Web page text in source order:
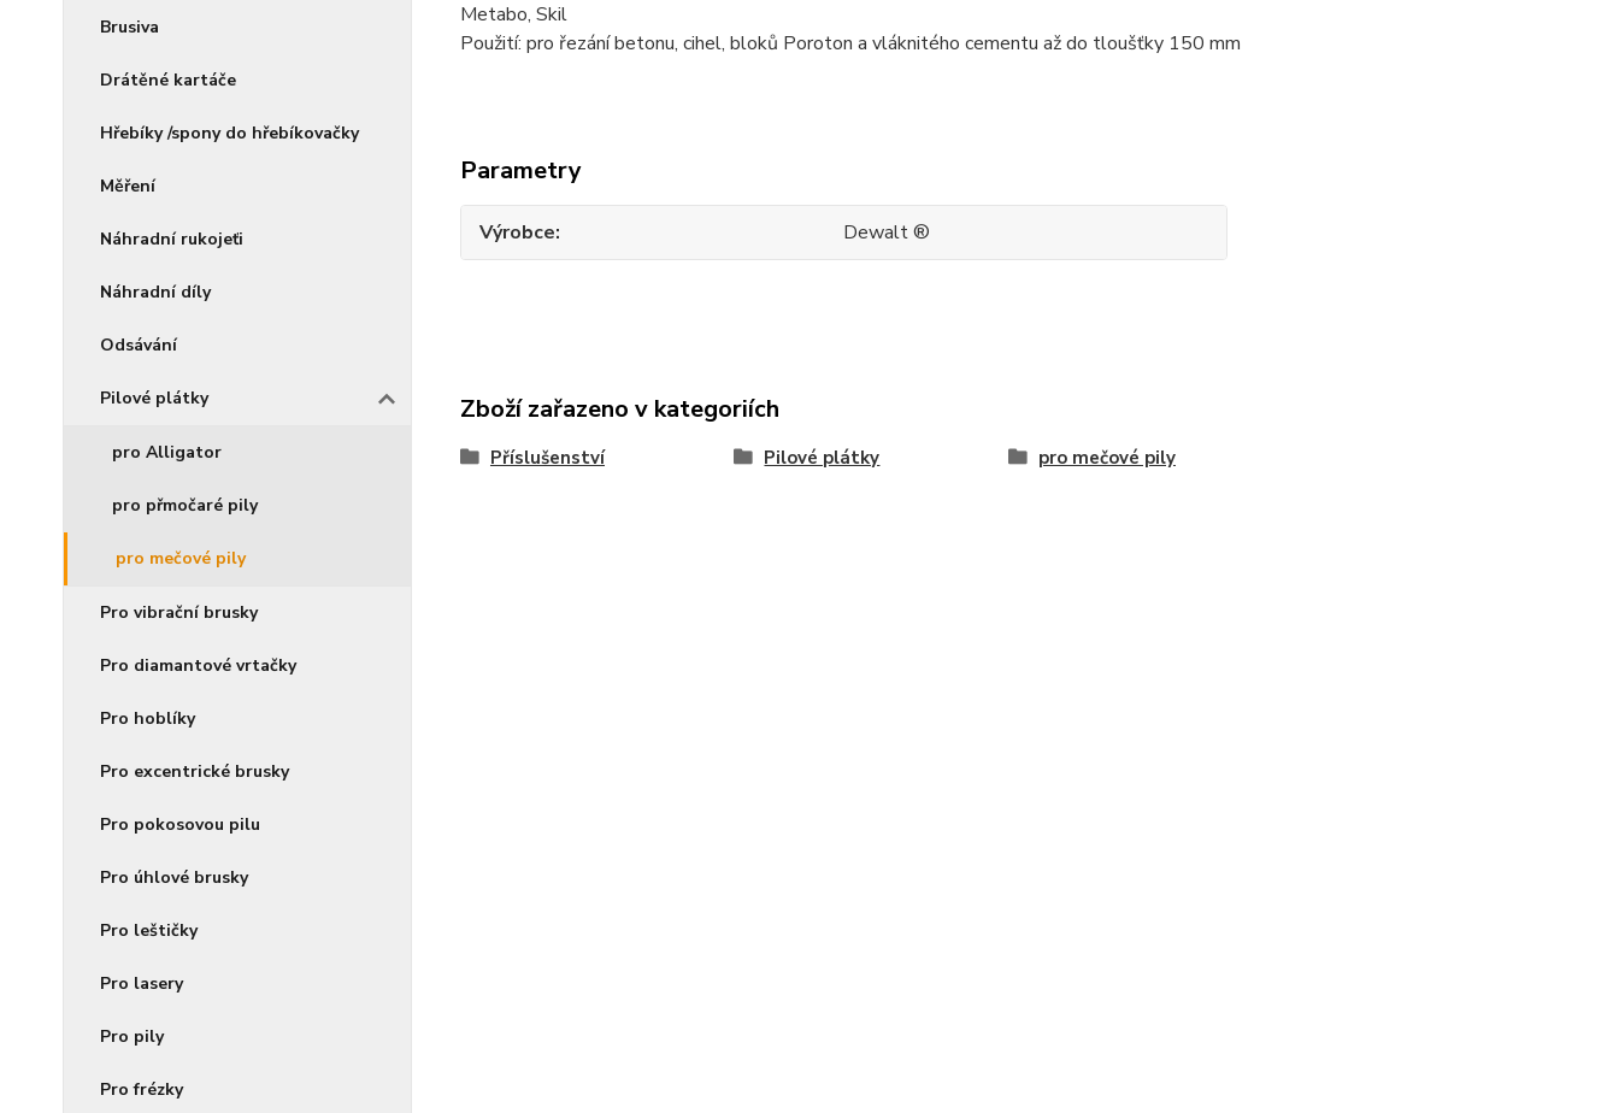
Brusiva
Drátěné kartáče
Hřebíky /spony do hřebíkovačky
Měření
Náhradní rukojeťi
Náhradní díly
Odsávání
Pilové plátky
pro Alligator
pro přmočaré pily
pro mečové pily
Pro vibrační brusky
Pro diamantové vrtačky
Pro hoblíky
Pro excentrické brusky
Pro pokosovou pilu
Pro úhlové brusky
Pro leštičky
Pro lasery
Pro pily
Pro frézky
Metabo, Skil
Použití: pro řezání betonu, cihel, bloků Poroton a vláknitého cementu až do tloušťky 150 mm
Parametry
Výrobce Dewalt ®
Zboží zařazeno v kategoriích
Příslušenství Pilové plátky pro mečové pily